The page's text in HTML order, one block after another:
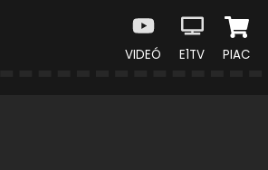
VIDEÓ E1TV PIAC